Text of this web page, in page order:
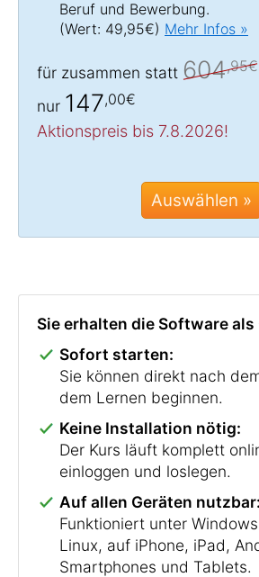
Beruf und Bewerbung.
(Wert: 49,95€) Mehr Infos »
für zusammen statt 604,95€
nur 147,00€
Aktionspreis bis 7.8.2026!
Auswählen »
Sie erhalten die Software
Sofort starten:
Sie können direkt nach
dem Lernen beginnen.
Keine Installation nötig:
Der Kurs läuft komplett
einloggen und loslegen.
Auf allen Geräten nutzbar:
Funktioniert unter
Linux, auf iPhone, iPad,
Smartphones und Tablets.